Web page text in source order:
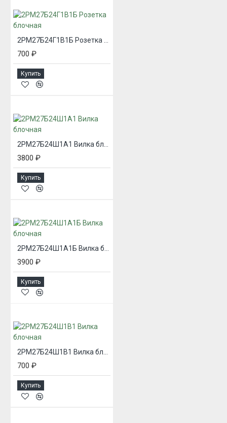
700 ₽
Купить
3800 ₽
Купить
3900 ₽
Купить
2РМ27Б24Ш1В1 Вилка блочная
700 ₽
Купить